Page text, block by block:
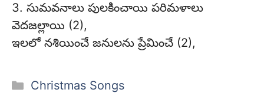
3. సుమవనాలు పులకించాయి పరిమళాలు
వెదజల్లాయి (2),
ఇలలో నశియించే జనులను ప్రేమించే (2),
Categories
Christmas Songs